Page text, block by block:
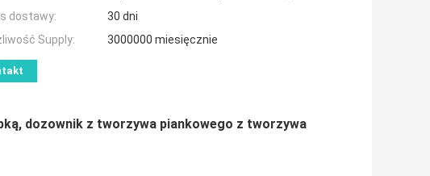
dostawy:
30 dni
Supply:
3000000 miesięcznie
dozownik z tworzywa piankowego z tworzywa